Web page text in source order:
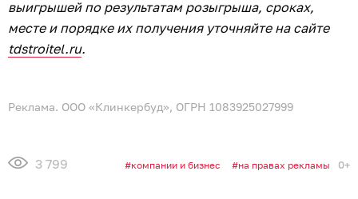
выигрышей по результатам розыгрыша, сроках,
месте и порядке их получения уточняйте на сайте
tdstroitel.ru.
Реклама. ООО «Клинкербуд», ОГРН 1083925027999
3 799 компании и бизнес на правах рекламы 0+